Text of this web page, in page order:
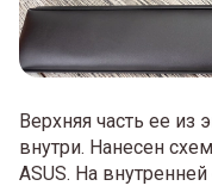
Верхняя часть ее
внутри. Нанесен
ASUS. На